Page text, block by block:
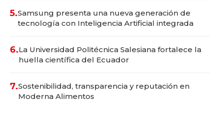
5.Samsung presenta una nueva generación de
tecnología con Inteligencia Artificial integrada
6.La Universidad Politécnica Salesiana fortalece la
huella científica del Ecuador
7.Sostenibilidad, transparencia y reputación en
Moderna Alimentos